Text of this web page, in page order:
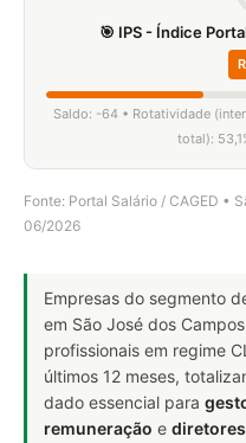
🎯 IPS - Índice
Saldo: -64 • Rotatividade
total):
Fonte: Portal Salário / CAGED •
06/2026
Empresas do segmento
em São José dos
profissionais em regime
últimos 12 meses,
dado essencial para
remuneração e